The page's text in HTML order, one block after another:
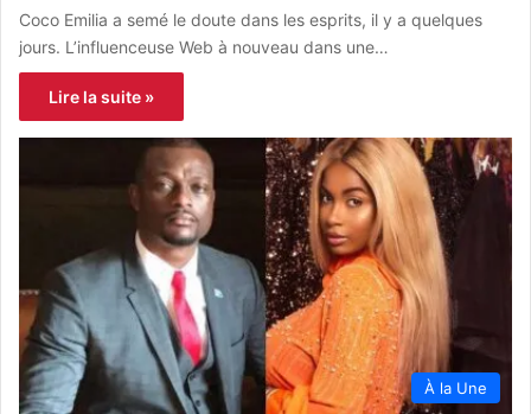
Coco Emilia a semé le doute dans les esprits, il y a quelques
jours. L’influenceuse Web à nouveau dans une…
Lire la suite »
À la Une